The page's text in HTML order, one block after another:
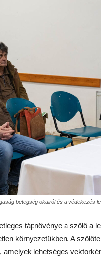
betegség okairól és a védekezés
tápnövénye a szőlő a
környezetükben. A
amelyek lehetséges